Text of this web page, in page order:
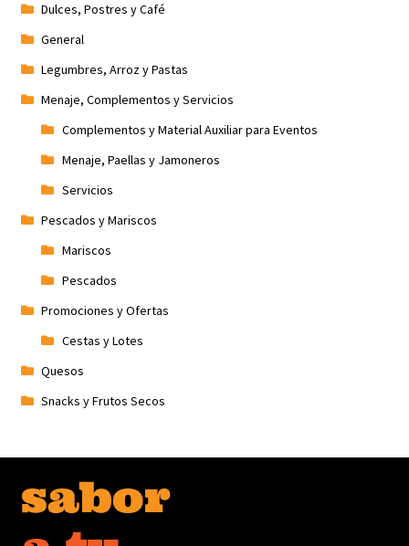
Dulces, Postres y Café
General
Legumbres, Arroz y Pastas
Menaje, Complementos y Servicios
Complementos y Material Auxiliar para Eventos
Menaje, Paellas y Jamoneros
Servicios
Pescados y Mariscos
Mariscos
Pescados
Promociones y Ofertas
Cestas y Lotes
Quesos
Snacks y Frutos Secos